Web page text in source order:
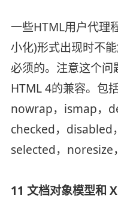
一些HTML用户代理
小化)形式出现时不
必须的。注意这个
HTML 4的兼容。包
nowrap，ismap，
checked，disabled
selected，noresize
11 文档对象模型和